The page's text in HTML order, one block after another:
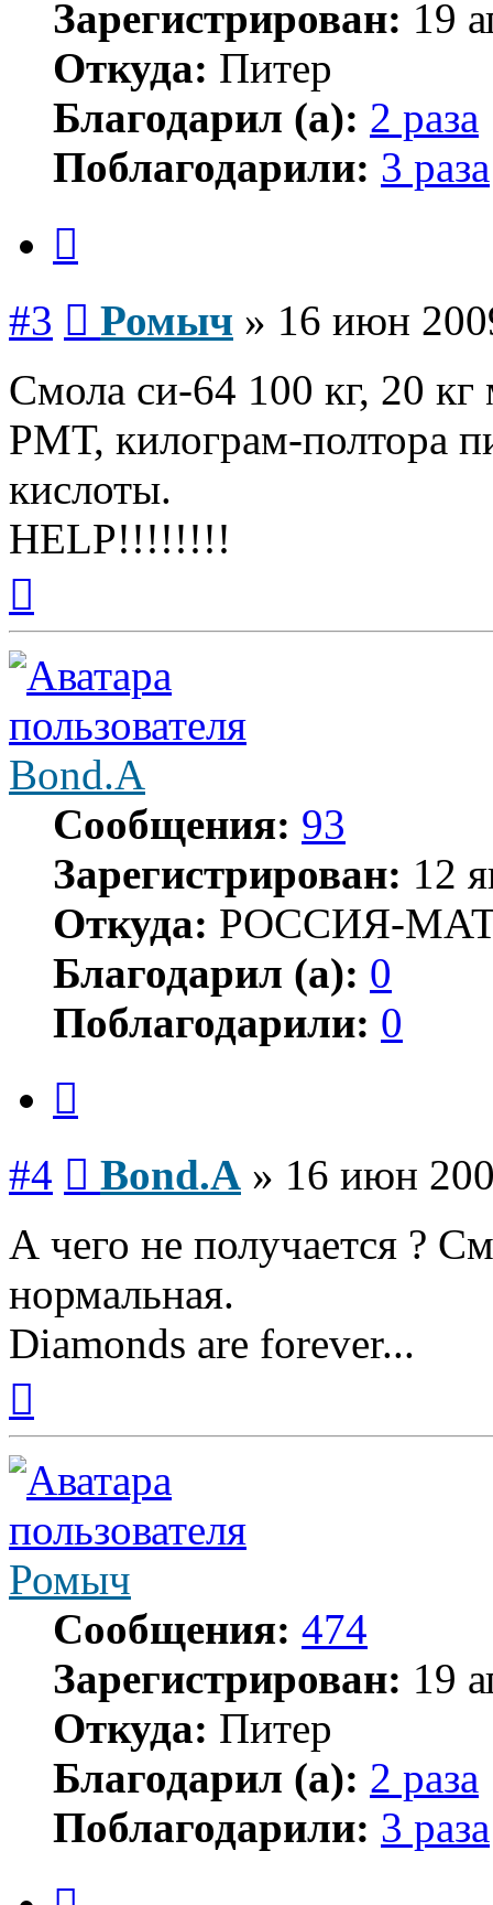
Зарегистрирован: 19
Откуда: Питер
Благодарил (а): 2 раза
Поблагодарили: 3 раза
#3 Ромыч » 16 июн
Смола си-64 100 кг, 20 кг
РМТ, килограм-полтора
кислоты.
HELP!!!!!!!!
началу
Bond.A
Сообщения: 93
Зарегистрирован: 12
Откуда: РОССИЯ-
Благодарил (а): 0
Поблагодарили: 0
#4 Bond.A » 16 июн
А чего не получается ?
нормальная.
Diamonds are forever...
началу
Ромыч
Сообщения: 474
Зарегистрирован: 19
Откуда: Питер
Благодарил (а): 2 раза
Поблагодарили: 3 раза